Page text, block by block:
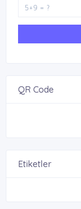
QR Code
Etiketler